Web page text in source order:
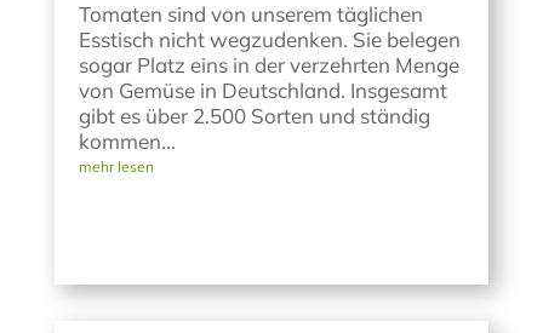
Tomaten sind von unserem täglichen
Esstisch nicht wegzudenken. Sie belegen
sogar Platz eins in der verzehrten Menge
von Gemüse in Deutschland. Insgesamt
gibt es über 2.500 Sorten und ständig
kommen...
mehr lesen